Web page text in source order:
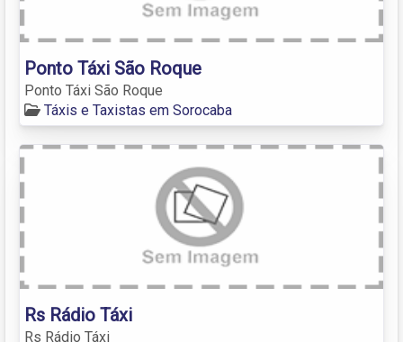
Ponto Táxi São Roque
Ponto Táxi São Roque
Táxis e Taxistas em Sorocaba
Rs Rádio Táxi
Rs Rádio Táxi